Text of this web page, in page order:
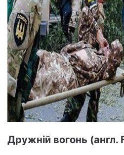
Дружній вогонь (англ.